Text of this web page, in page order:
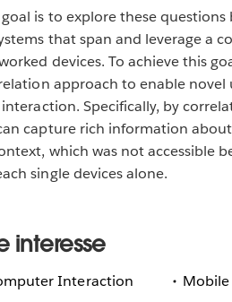
is to explore these
that span and leverage a
devices. To achieve this
approach to enable novel
Specifically, by
capture rich information about
which was not accessible
single devices alone.
interesse
Interaction